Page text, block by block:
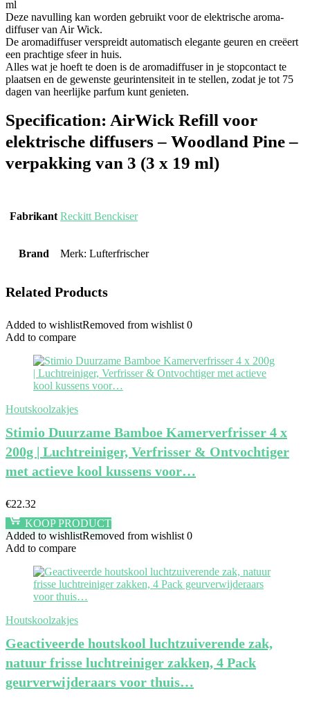
ml
Deze navulling kan worden gebruikt voor de elektrische aroma-
diffuser van Air Wick.
De aromadiffuser verspreidt automatisch elegante geuren en creëert
een prachtige sfeer in huis.
Alles wat je hoeft te doen is de aromadiffuser in je stopcontact te
plaatsen en de gewenste geurintensiteit in te stellen, zodat je tot 75
dagen van heerlijke parfum kunt genieten.
Specification: AirWick Refill voor
elektrische diffusers – Woodland Pine –
verpakking van 3 (3 x 19 ml)
Fabrikant ‎Reckitt Benckiser
Brand Merk: Lufterfrischer
Related Products
Added to wishlistRemoved from wishlist 0
Add to compare
Houtskoolzakjes
Stimio Duurzame Bamboe Kamerverfrisser 4 x
200g | Luchtreiniger, Verfrisser & Ontvochtiger
met actieve kool kussens voor…
€22.32
KOOP PRODUCT
Added to wishlistRemoved from wishlist 0
Add to compare
Houtskoolzakjes
Geactiveerde houtskool luchtzuiverende zak,
natuur frisse luchtreiniger zakken, 4 Pack
geurverwijderaars voor thuis…